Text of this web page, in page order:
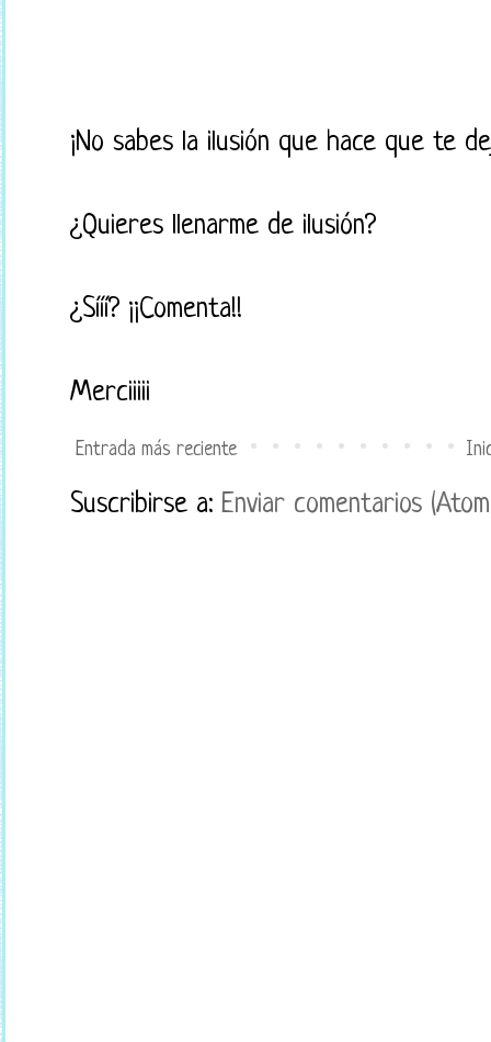
¡No sabes la ilusión que hace que te
¿Quieres llenarme de ilusión?
¿Sííí? ¡¡Comenta!!
Merciiiii
Entrada más reciente
Suscribirse a: Enviar comentarios